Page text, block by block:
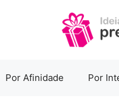
Por Afinidade Por